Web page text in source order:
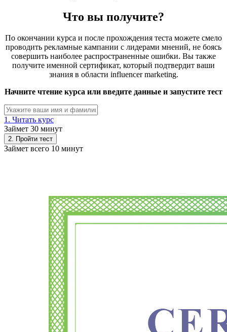
Что вы получите?
По окончании курса и после прохождения теста можете смело
проводить рекламные кампании с лидерами мнений, не боясь
совершить наиболее распространенные ошибки. Вы также
получите именной сертификат, который подтвердит ваши
знания в области influencer marketing.
Начните чтение курса или введите данные и запустите тест
1. Читать курс
Займет 30 минут
Займет всего 10 минут